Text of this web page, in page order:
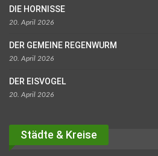
DIE HORNISSE
20. April 2026
DER GEMEINE REGENWURM
20. April 2026
DER EISVOGEL
20. April 2026
Städte & Kreise